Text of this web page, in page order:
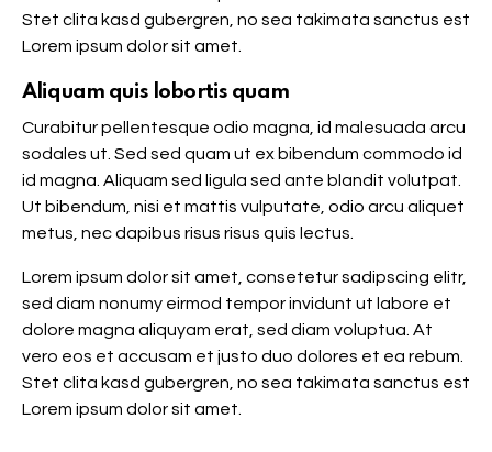
Stet clita kasd gubergren, no sea takimata sanctus est
Lorem ipsum dolor sit amet.
Aliquam quis lobortis quam
Curabitur pellentesque odio magna, id malesuada arcu
sodales ut. Sed sed quam ut ex bibendum commodo id
id magna. Aliquam sed ligula sed ante blandit volutpat.
Ut bibendum, nisi et mattis vulputate, odio arcu aliquet
metus, nec dapibus risus risus quis lectus.
Lorem ipsum dolor sit amet, consetetur sadipscing elitr,
sed diam nonumy eirmod tempor invidunt ut labore et
dolore magna aliquyam erat, sed diam voluptua. At
vero eos et accusam et justo duo dolores et ea rebum.
Stet clita kasd gubergren, no sea takimata sanctus est
Lorem ipsum dolor sit amet.